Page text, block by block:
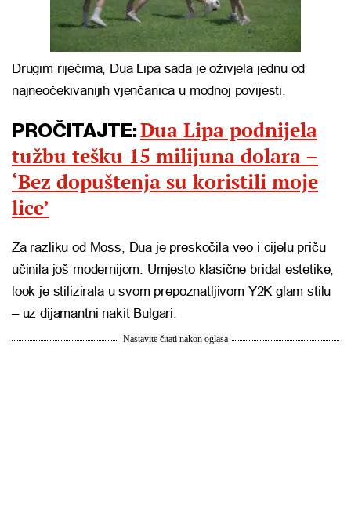
Drugim riječima, Dua Lipa sada je oživjela jednu od
najneočekivanijih vjenčanica u modnoj povijesti.
PROČITAJTE:Dua Lipa podnijela
tužbu tešku 15 milijuna dolara –
‘Bez dopuštenja su koristili moje
lice’
Za razliku od Moss, Dua je preskočila veo i cijelu priču
učinila još modernijom. Umjesto klasične bridal estetike,
look je stilizirala u svom prepoznatljivom Y2K glam stilu
– uz dijamantni nakit Bulgari.
Nastavite čitati nakon oglasa